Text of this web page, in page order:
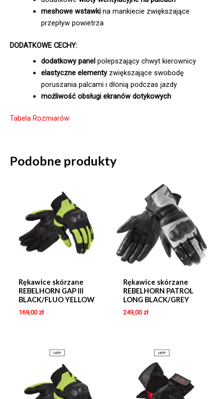
meshowe wstawkina mankiecie zwiększające
przepływ powietrza
DODATKOWE CECHY:
dodatkowy panel polepszający chwyt kierownicy
elastyczne elementyzwiększające swobodę
poruszania palcami i dłonią podczas jazdy
możliwość obsługi ekranów dotykowych
Tabela Rozmiarów
Podobne produkty
Rękawice skórzane
REBELHORN GAP III
BLACK/FLUO YELLOW
169,00 zł
Rękawice skórzane
REBELHORN PATROL
LONG BLACK/GREY
249,00 zł